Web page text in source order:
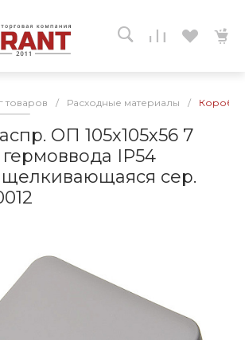
товаров / Расходные материалы / Коробка
ОП 105х105х56 7
IP54
сер.